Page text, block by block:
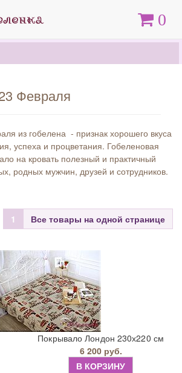
Корзина
0
Февраля
из гобелена - признак хорошего вкуса
успеха и процветания. Гобеленовая
на кровать полезный и практичный
родных мужчин, друзей и сотрудников.
1 Все товары на одной странице
Покрывало Лондон 230х220 см
6 200 руб.
В КОРЗИНУ